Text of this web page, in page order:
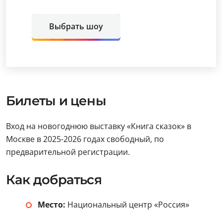
Выбрать шоу
Билеты и цены
Вход на новогоднюю выставку «Книга сказок» в
Москве в 2025-2026 годах свободный, по
предварительной регистрации.
Как добраться
Место: Национальный центр «Россия»